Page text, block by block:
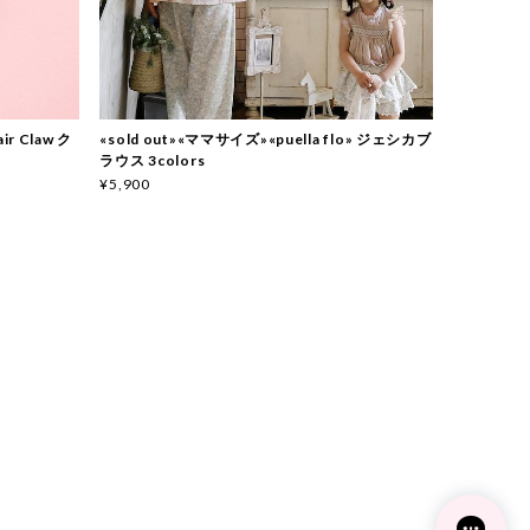
Claw ク
«sold out»«ママサイズ»«puella flo» ジェシカブ
ラウス 3colors
¥5,900